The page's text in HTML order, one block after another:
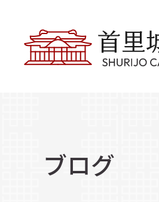
ブログ